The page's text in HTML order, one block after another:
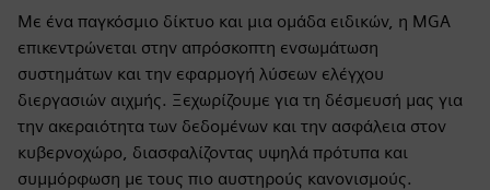
Με ένα παγκόσμιο δίκτυο και μια ομάδα ειδικών, η MGA
επικεντρώνεται στην απρόσκοπτη ενσωμάτωση
συστημάτων και την εφαρμογή λύσεων ελέγχου
διεργασιών αιχμής. Ξεχωρίζουμε για τη δέσμευσή μας για
την ακεραιότητα των δεδομένων και την ασφάλεια στον
κυβερνοχώρο, διασφαλίζοντας υψηλά πρότυπα και
συμμόρφωση με τους πιο αυστηρούς κανονισμούς.